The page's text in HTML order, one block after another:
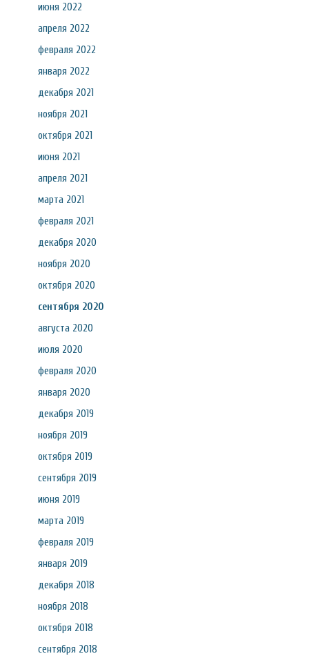
июня 2022
апреля 2022
февраля 2022
января 2022
декабря 2021
ноября 2021
октября 2021
июня 2021
апреля 2021
марта 2021
февраля 2021
декабря 2020
ноября 2020
октября 2020
сентября 2020
августа 2020
июля 2020
февраля 2020
января 2020
декабря 2019
ноября 2019
октября 2019
сентября 2019
июня 2019
марта 2019
февраля 2019
января 2019
декабря 2018
ноября 2018
октября 2018
сентября 2018